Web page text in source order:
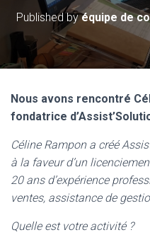
Published byéquipe de
Nous avons rencontré
fondatrice
Céline Rampon a créé
à la faveur d’un
20 ans d’expérience
ventes, assistance de
Quelle est votre activité ?